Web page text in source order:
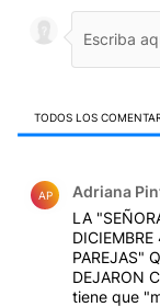
TODOS LOS
AP Adriana
LA
PAREJAS"
DEJARON
tiene que